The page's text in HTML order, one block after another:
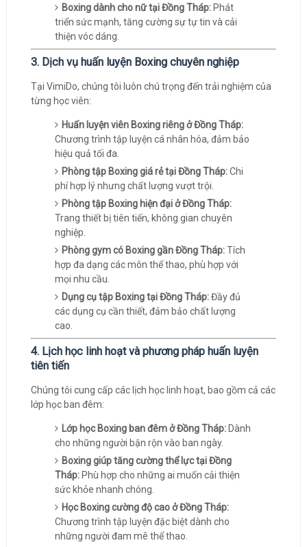
Boxing dành cho nữ tại Đồng Tháp:Phát
triển sức mạnh, tăng cường sự tự tin và cải
thiện vóc dáng.
3. Dịch vụ huấn luyện Boxing chuyên nghiệp
Tại VimiDo, chúng tôi luôn chú trọng đến trải nghiệm của
từng học viên:
Huấn luyện viên Boxing riêng ở Đồng Tháp:
Chương trình tập luyện cá nhân hóa, đảm bảo
hiệu quả tối đa.
Phòng tập Boxing giá rẻ tại Đồng Tháp:Chi
phí hợp lý nhưng chất lượng vượt trội.
Phòng tập Boxing hiện đại ở Đồng Tháp:
Trang thiết bị tiên tiến, không gian chuyên
nghiệp.
Phòng gym có Boxing gần Đồng Tháp:Tích
hợp đa dạng các môn thể thao, phù hợp với
mọi nhu cầu.
Dụng cụ tập Boxing tại Đồng Tháp:Đầy đủ
các dụng cụ cần thiết, đảm bảo chất lượng
cao.
4. Lịch học linh hoạt và phương pháp huấn luyện
tiên tiến
Chúng tôi cung cấp các lịch học linh hoạt, bao gồm cả các
lớp học ban đêm:
Lớp học Boxing ban đêm ở Đồng Tháp:Dành
cho những người bận rộn vào ban ngày.
Boxing giúp tăng cường thể lực tại Đồng
Tháp:Phù hợp cho những ai muốn cải thiện
sức khỏe nhanh chóng.
Học Boxing cường độ cao ở Đồng Tháp:
Chương trình tập luyện đặc biệt dành cho
những người đam mê thể thao.